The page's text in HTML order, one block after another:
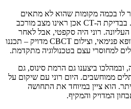
לו בכמה מקומות שהוא לא מתאים
לשתלים בגלל חוסר עצם קיצוני. בבדיקת ה-CT אכן ראינו מצב מורכב
רוני היה סקפטי, אבל לאחר
סדרת בדיקות דם, תיאום עם רופא פנימאי, וצילום CBCT מדויק – תכננו
למחוסרי עצם בטכנולוגיה מתקדמת.
ביצענו גם הרמת סינוס, גם
עצם, וגם החדרת 6 שתלים ממוחשבים. היום רוני עם שיקום על
הוא ציין במיוחד את התחושה
המדויק והמקיף.